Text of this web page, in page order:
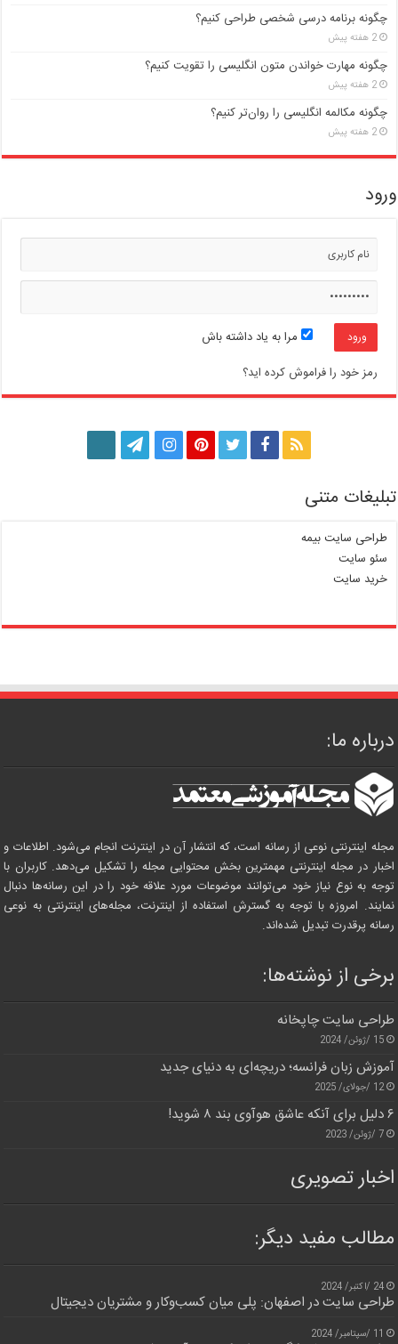
چگونه برنامه درسی شخصی طراحی کنیم؟
2 هفته پیش
چگونه مهارت خواندن متون انگلیسی را تقویت کنیم؟
2 هفته پیش
چگونه مکالمه انگلیسی را روان‌تر کنیم؟
2 هفته پیش
ورود
مرا به یاد داشته باش
رمز خود را فراموش کرده اید؟
تبلیغات متنی
طراحی سایت بیمه
سئو سایت
خرید سایت
درباره ما:
مجله اینترنتی نوعی از رسانه است، که انتشار آن در اینترنت انجام می‌شود. اطلاعات و
اخبار در مجله اینترنتی مهمترین بخش محتوایی مجله را تشکیل می‌دهد. کاربران با
توجه به نوع نیاز خود می‌توانند موضوعات مورد علاقه خود را در این رسانه‌ها دنبال
نمایند. امروزه با توجه به گسترش استفاده از اینترنت، مجله‌های اینترنتی به نوعی
رسانه پرقدرت تبدیل شده‌اند.
برخی از نوشته‌ها:
طراحی سایت چاپخانه
15 /ژوئن/ 2024
آموزش زبان فرانسه؛ دریچه‌ای به دنیای جدید
12 /جولای/ 2025
۶ دلیل برای آنکه عاشق هوآوی بند ۸ شوید!
7 /ژوئن/ 2023
اخبار تصویری
مطالب مفید دیگر:
24 /اکتبر/ 2024
طراحی سایت در اصفهان: پلی میان کسب‌وکار و مشتریان دیجیتال
11 /سپتامبر/ 2024